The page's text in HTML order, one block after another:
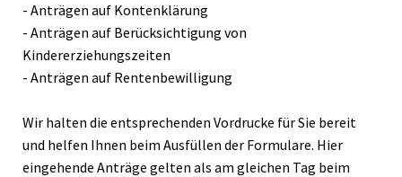
- Anträgen auf Kontenklärung
- Anträgen auf Berücksichtigung von
Kindererziehungszeiten
- Anträgen auf Rentenbewilligung
Wir halten die entsprechenden Vordrucke für Sie bereit
und helfen Ihnen beim Ausfüllen der Formulare. Hier
eingehende Anträge gelten als am gleichen Tag beim